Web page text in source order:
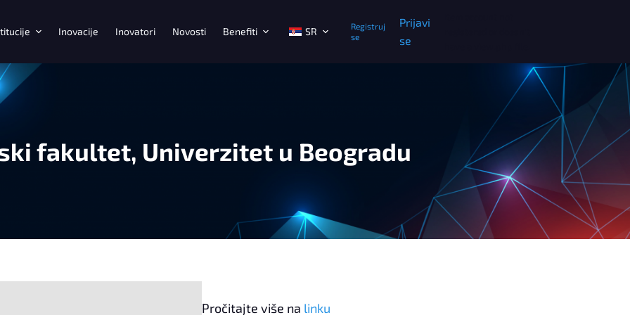
Inovacije Inovatori Novosti Benefiti SR
Registruj
se
Prijavi
se
fakultet, Univerzitet u Beogradu
Pročitajte više na linku